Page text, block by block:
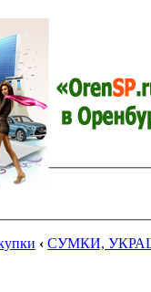
‹ СУМКИ,